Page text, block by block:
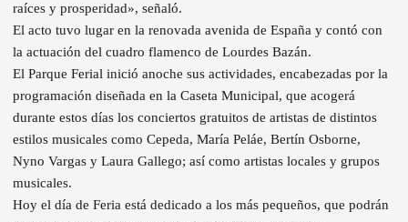
raíces y prosperidad», señaló.
El acto tuvo lugar en la renovada avenida de España y contó con
la actuación del cuadro flamenco de Lourdes Bazán.
El Parque Ferial inició anoche sus actividades, encabezadas por la
programación diseñada en la Caseta Municipal, que acogerá
durante estos días los conciertos gratuitos de artistas de distintos
estilos musicales como Cepeda, María Peláe, Bertín Osborne,
Nyno Vargas y Laura Gallego; así como artistas locales y grupos
musicales.
Hoy el día de Feria está dedicado a los más pequeños, que podrán